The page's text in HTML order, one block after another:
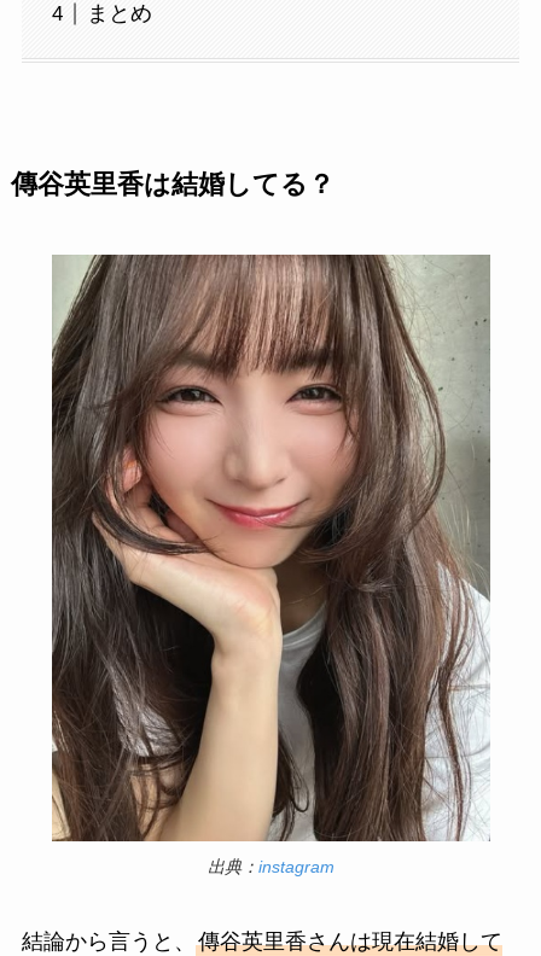
まとめ
傳谷英里香は結婚してる？
出典： instagram
結論から言うと、 傳谷英里香さんは現在結婚して